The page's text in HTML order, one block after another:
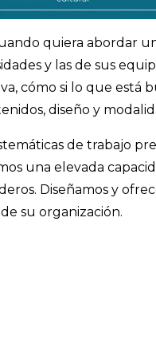
quiera abordar
y las de sus
cómo si lo que está
diseño y
de trabajo
una elevada
Diseñamos y
su organización.